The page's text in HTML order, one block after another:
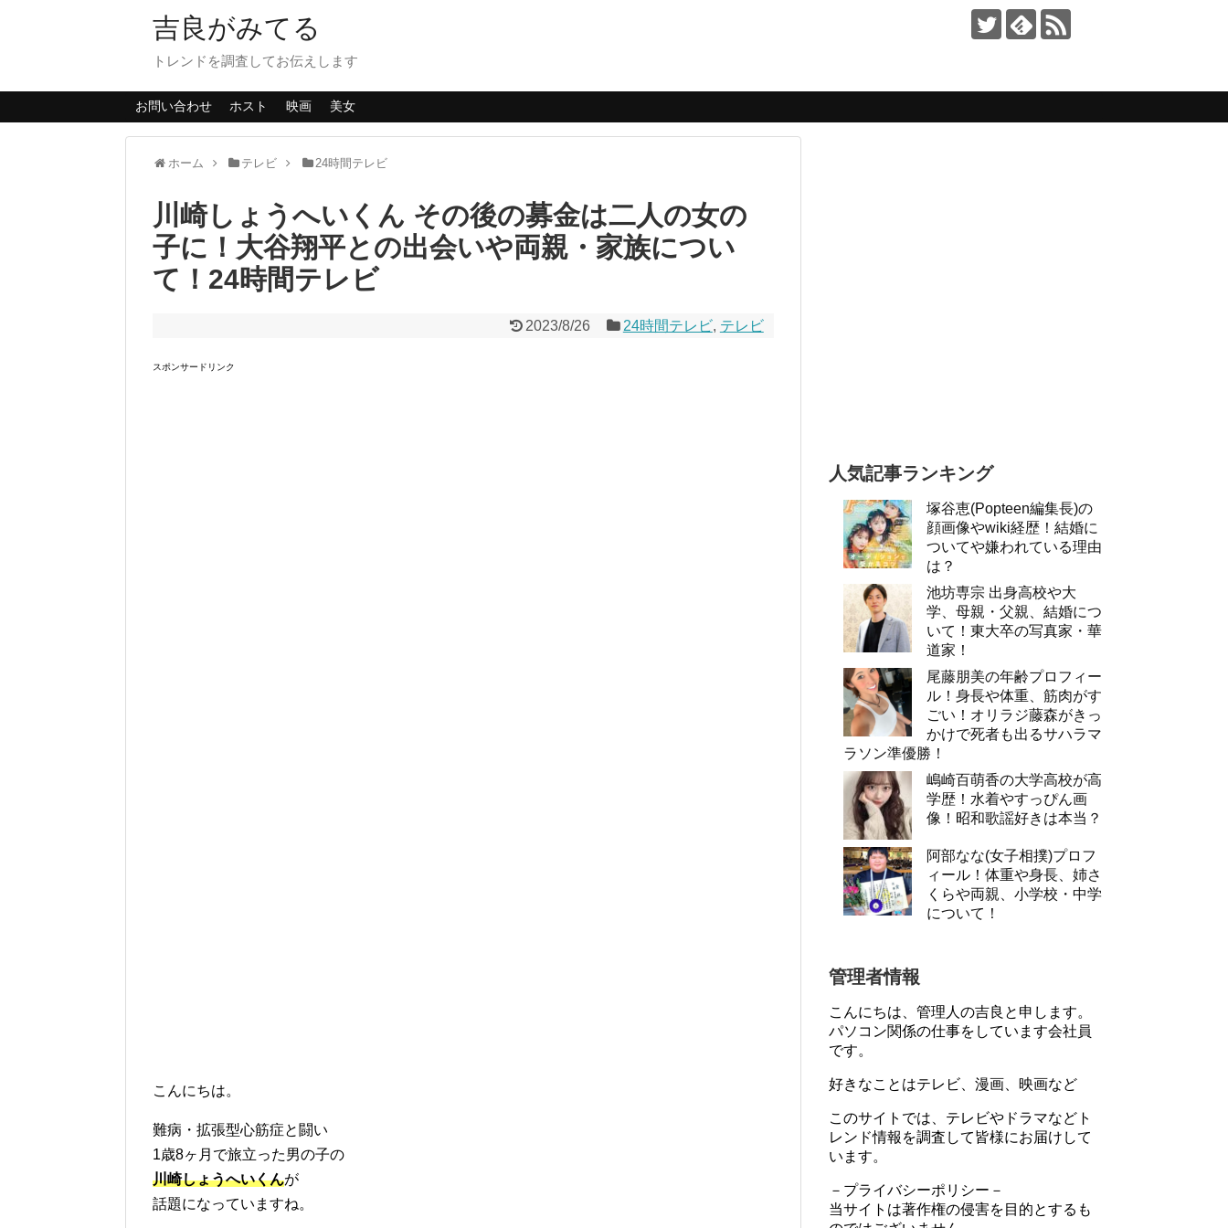
吉良がみてる
トレンドを調査してお伝えします
お問い合わせ ホスト 映画 美女
ホーム テレビ 24時間テレビ
川崎しょうへいくん その後の募金は二人の女の
子に！大谷翔平との出会いや両親・家族につい
て！24時間テレビ
2023/8/26 24時間テレビ, テレビ
スポンサードリンク
こんにちは。
難病・拡張型心筋症と闘い
1歳8ヶ月で旅立った男の子の
川崎しょうへいくんが
話題になっていますね。
人気記事ランキング
塚谷恵(Popteen編集長)の
顔画像やwiki経歴！結婚に
ついてや嫌われている理由
は？
池坊専宗 出身高校や大
学、母親・父親、結婚につ
いて！東大卒の写真家・華
道家！
尾藤朋美の年齢プロフィー
ル！身長や体重、筋肉がす
ごい！オリラジ藤森がきっ
かけで死者も出るサハラマ
ラソン準優勝！
嶋崎百萌香の大学高校が高
学歴！水着やすっぴん画
像！昭和歌謡好きは本当？
阿部なな(女子相撲)プロフ
ィール！体重や身長、姉さ
くらや両親、小学校・中学
について！
管理者情報
こんにちは、管理人の吉良と申します。
パソコン関係の仕事をしています会社員
です。
好きなことはテレビ、漫画、映画など
このサイトでは、テレビやドラマなどト
レンド情報を調査して皆様にお届けして
います。
－プライバシーポリシー－
当サイトは著作権の侵害を目的とするも